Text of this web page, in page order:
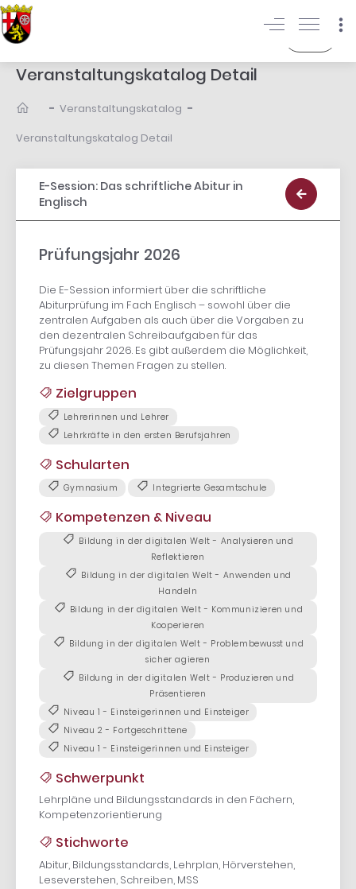
Veranstaltungskatalog Detail
- Veranstaltungskatalog -
Veranstaltungskatalog Detail
E-Session: Das schriftliche Abitur in
Englisch
Prüfungsjahr 2026
Die E-Session informiert über die schriftliche
Abiturprüfung im Fach Englisch – sowohl über die
zentralen Aufgaben als auch über die Vorgaben zu
den dezentralen Schreibaufgaben für das
Prüfungsjahr 2026. Es gibt außerdem die Möglichkeit,
zu diesen Themen Fragen zu stellen.
Zielgruppen
Lehrerinnen und Lehrer
Lehrkräfte in den ersten Berufsjahren
Schularten
Gymnasium Integrierte Gesamtschule
Kompetenzen & Niveau
Bildung in der digitalen Welt - Analysieren und
Reflektieren
Bildung in der digitalen Welt - Anwenden und
Handeln
Bildung in der digitalen Welt - Kommunizieren und
Kooperieren
Bildung in der digitalen Welt - Problembewusst und
sicher agieren
Bildung in der digitalen Welt - Produzieren und
Präsentieren
Niveau 1 - Einsteigerinnen und Einsteiger
Niveau 2 - Fortgeschrittene
Niveau 1 - Einsteigerinnen und Einsteiger
Schwerpunkt
Lehrpläne und Bildungsstandards in den Fächern,
Kompetenzorientierung
Stichworte
Abitur, Bildungsstandards, Lehrplan, Hörverstehen,
Leseverstehen, Schreiben, MSS